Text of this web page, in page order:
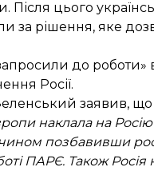
Після цього
за рішення, яке
до
Росії.
заявив,
наклала на Росію
позбавивши
ПАРЄ. Також